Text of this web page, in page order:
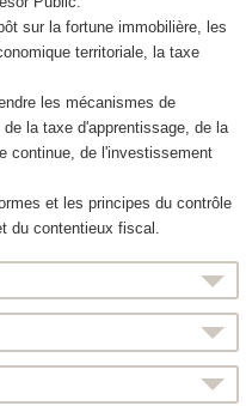
sur la fortune immobilière, les
territoriale, la taxe
les mécanismes de
la taxe d'apprentissage, de la
continue, de l'investissement
et les principes du contrôle
du contentieux fiscal.